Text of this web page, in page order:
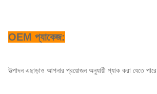
OEM প্যাকেজ:
উত্পাদন এছাড়াও আপনার প্রয়োজন অনুযায়ী প্যাক করা যেতে পারে.